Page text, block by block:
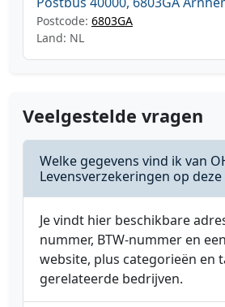
Postcode: 6803GA
Land: NL
Veelgestelde vragen
Welke gegevens vind ik van
Levensverzekeringen op deze
Je vindt hier beschikbare
nummer, BTW-nummer en
website, plus categorieën en
gerelateerde bedrijven.